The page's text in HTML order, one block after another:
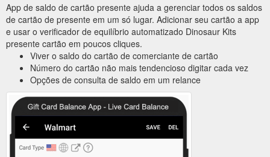
App de saldo de cartão presente ajuda a gerenciar todos os saldos
de cartão de presente em um só lugar. Adicionar seu cartão a app
e usar o verificador de equilíbrio automatizado Dinosaur Kits
presente cartão em poucos cliques.
Viver o saldo do cartão de comerciante de cartão
Número do cartão não mais tendencioso digitar cada vez
Opções de consulta de saldo em um relance